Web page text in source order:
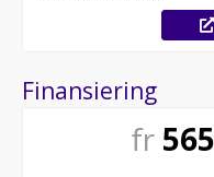
Finansiering
fr 565